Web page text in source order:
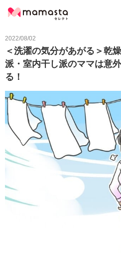
2022/08/02
＜洗濯の気分があがる＞乾
派・室内干し派のママは意
る！